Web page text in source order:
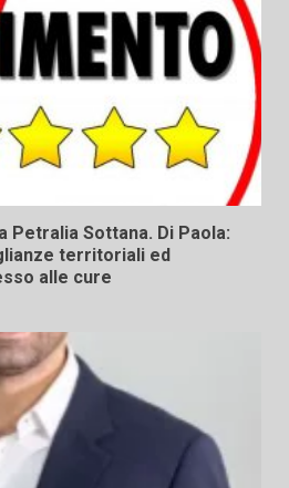
Petralia Sottana. Di Paola:
territoriali ed
alle cure